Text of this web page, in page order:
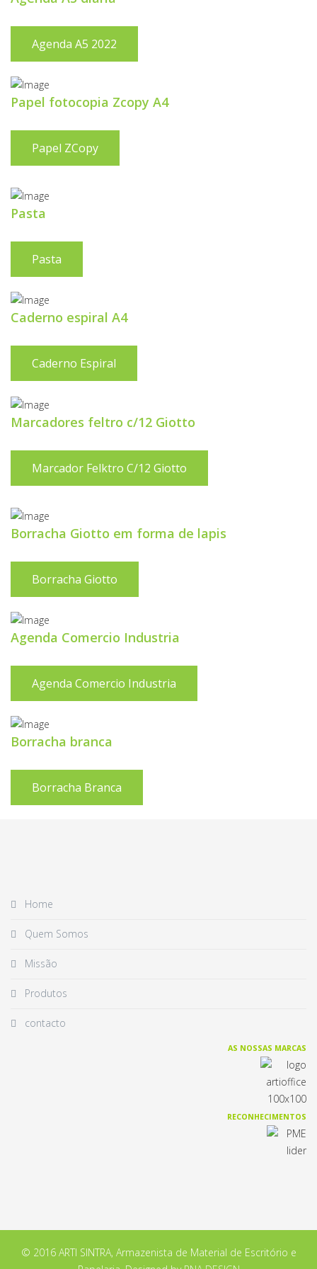
Agenda A5 2022
Papel fotocopia Zcopy A4
Papel ZCopy
Pasta
Pasta
Caderno espiral A4
Caderno Espiral
Marcadores feltro c/12 Giotto
Marcador Felktro C/12 Giotto
Borracha Giotto em forma de lapis
Borracha Giotto
Agenda Comercio Industria
Agenda Comercio Industria
Borracha branca
Borracha Branca
Home
Quem Somos
Missão
Produtos
contacto
AS NOSSAS MARCAS
RECONHECIMENTOS
© 2016 ARTI SINTRA, Armazenista de Material de Escritório e